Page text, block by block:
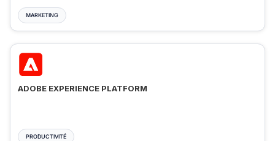
MARKETING
ADOBE EXPERIENCE PLATFORM
PRODUCTIVITÉ